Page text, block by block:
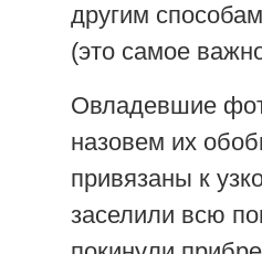
другим
(это самое
Овладевшие
назовем их
привязаны к
заселили всю